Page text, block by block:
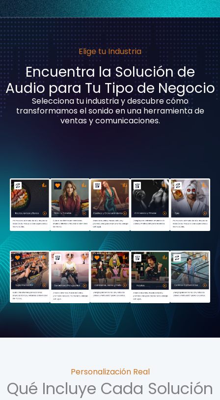
Elige tu Industria
Encuentra la Solución de
Audio para Tu Tipo de Negocio
Selecciona tu industria y descubre cómo
transformamos el sonido en una herramienta de
ventas y comunicaciones.
Personalización Real
Qué Incluye Cada Solución